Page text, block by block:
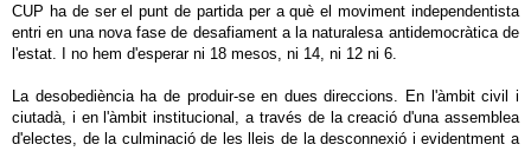
CUP ha de ser el punt de partida per a què el moviment independentista
entri en una nova fase de desafiament a la naturalesa antidemocràtica de
l'estat. I no hem d'esperar ni 18 mesos, ni 14, ni 12 ni 6.
La desobediència ha de produir-se en dues direccions. En l'àmbit civil i
ciutadà, i en l'àmbit institucional, a través de la creació d'una assemblea
d'electes, de la culminació de les lleis de la desconnexió i evidentment a